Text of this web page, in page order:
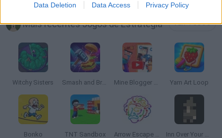
Data Deletion Data Access Privacy Policy
Mais recentes Jogos de Estratégia VER TODOS
Witchy Sisters Smash and Break Mine Blogger Simulator 3D Yarn Art Loop
Bonko TNT Sandbox Arrow Escape Master Inn Over Your Head